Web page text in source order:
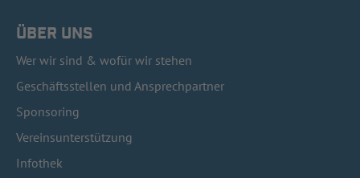
ÜBER UNS
Wer wir sind & wofür wir stehen
Geschäftsstellen und Ansprechpartner
Sponsoring
Vereinsunterstützung
Infothek